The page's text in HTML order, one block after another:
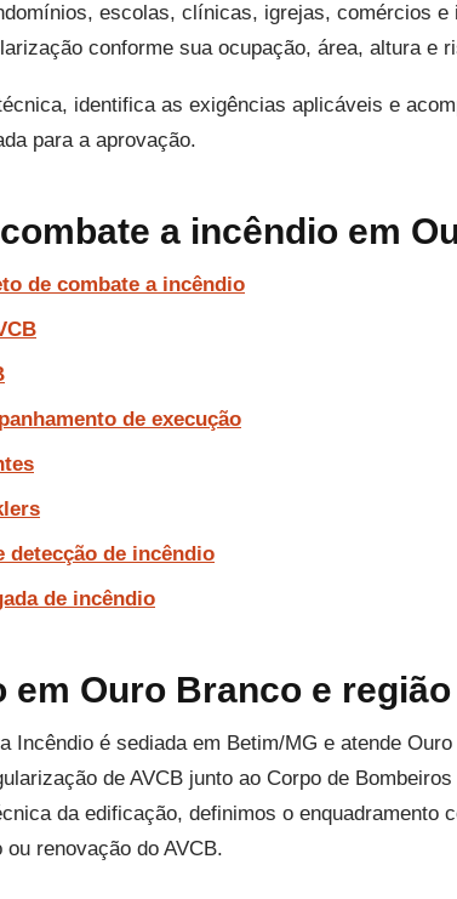
escolas, clínicas, igrejas, comércios e
conforme sua ocupação, área, altura e
identifica as exigências aplicáveis e
para a aprovação.
a incêndio em
de combate a incêndio
de execução
detecção de incêndio
de incêndio
em Ouro Branco e região
Incêndio é sediada em Betim/MG e atende
de AVCB junto ao Corpo de
da edificação, definimos o enquadramento
renovação do AVCB.